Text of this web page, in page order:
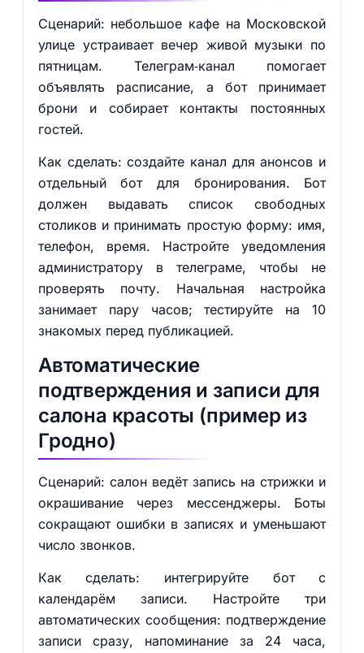
Сценарий: небольшое кафе на Московской
улице устраивает вечер живой музыки по
пятницам. Телеграм‑канал помогает
объявлять расписание, а бот принимает
брони и собирает контакты постоянных
гостей.
Как сделать: создайте канал для анонсов и
отдельный бот для бронирования. Бот
должен выдавать список свободных
столиков и принимать простую форму: имя,
телефон, время. Настройте уведомления
администратору в телеграме, чтобы не
проверять почту. Начальная настройка
занимает пару часов; тестируйте на 10
знакомых перед публикацией.
Автоматические
подтверждения и записи для
салона красоты (пример из
Гродно)
Сценарий: салон ведёт запись на стрижки и
окрашивание через мессенджеры. Боты
сокращают ошибки в записях и уменьшают
число звонков.
Как сделать: интегрируйте бот с
календарём записи. Настройте три
автоматических сообщения: подтверждение
записи сразу, напоминание за 24 часа,